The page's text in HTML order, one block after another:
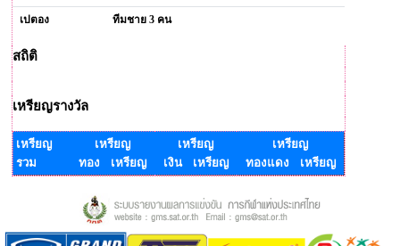
เปตอง
ทีมชาย 3 คน
สถิติ
เหรียญรางวัล
เหรียญ
รวม
เหรียญ
ทอง เหรียญ
เหรียญ
เงิน เหรียญ
เหรียญ
ทองแดง เหรียญ